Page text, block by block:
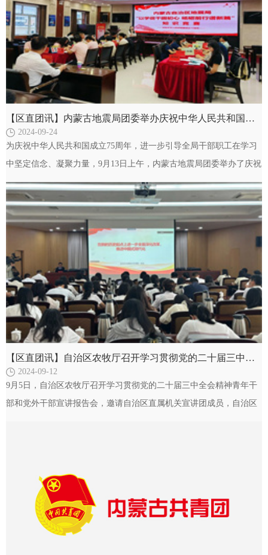
【区直团讯】内蒙古地震局团委举办庆祝中华人民共和国成立75周年主题知识竞赛
2024-09-24
为庆祝中华人民共和国成立75周年，进一步引导全局干部职工在学习
中坚定信念、凝聚力量，9月13日上午，内蒙古地震局团委举办了庆祝
中华人民共和国成立75周年暨“以学促干固初心…
【区直团讯】自治区农牧厅召开学习贯彻党的二十届三中全会精神青年干部宣讲报告会
2024-09-12
9月5日，自治区农牧厅召开学习贯彻党的二十届三中全会精神青年干
部和党外干部宣讲报告会，邀请自治区直属机关宣讲团成员，自治区